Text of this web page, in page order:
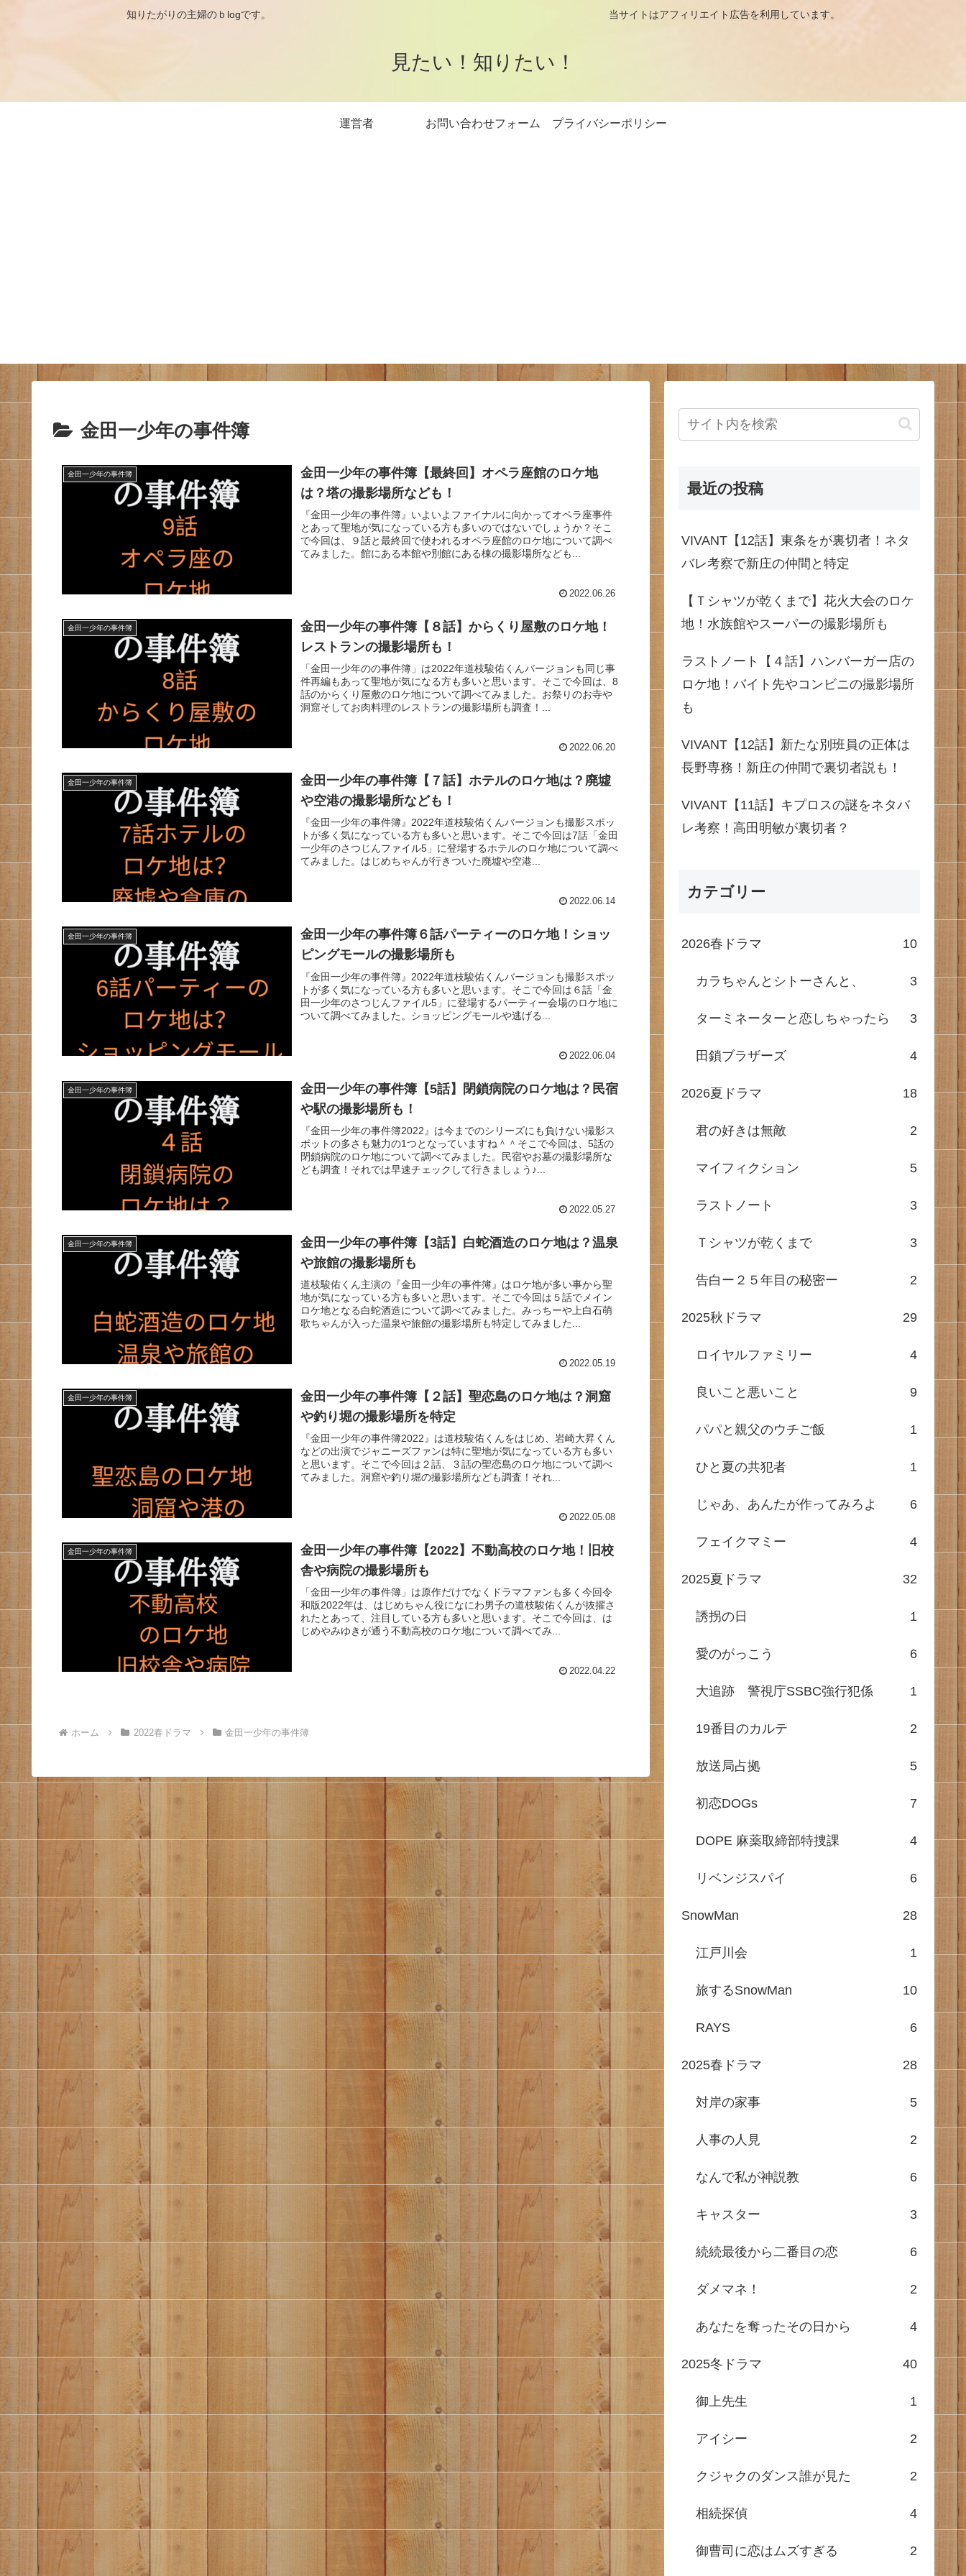
知りたがりの主婦のｂlogです。 当サイトはアフィリエイト広告を利用しています。
見たい！知りたい！
運営者 お問い合わせフォーム プライバシーポリシー
金田一少年の事件簿
金田一少年の事件簿
金田一少年の事件簿【最終回】オペラ座館のロケ地
は？塔の撮影場所なども！
『金田一少年の事件簿』いよいよファイナルに向かってオペラ座事件
とあって聖地が気になっている方も多いのではないでしょうか？そこ
で今回は、９話と最終回で使われるオペラ座館のロケ地について調べ
てみました。館にある本館や別館にある棟の撮影場所なども...
2022.06.26
金田一少年の事件簿
金田一少年の事件簿【８話】からくり屋敷のロケ地！
レストランの撮影場所も！
「金田一少年のの事件簿」は2022年道枝駿佑くんバージョンも同じ事
件再編もあって聖地が気になる方も多いと思います。そこで今回は、8
話のからくり屋敷のロケ地について調べてみました。お祭りのお寺や
洞窟そしてお肉料理のレストランの撮影場所も調査！...
2022.06.20
金田一少年の事件簿
金田一少年の事件簿【７話】ホテルのロケ地は？廃墟
や空港の撮影場所なども！
『金田一少年の事件簿』2022年道枝駿佑くんバージョンも撮影スポッ
トが多く気になっている方も多いと思います。そこで今回は7話「金田
一少年のさつじんファイル5」に登場するホテルのロケ地について調べ
てみました。はじめちゃんが行きついた廃墟や空港...
2022.06.14
金田一少年の事件簿
金田一少年の事件簿６話パーティーのロケ地！ショッ
ピングモールの撮影場所も
『金田一少年の事件簿』2022年道枝駿佑くんバージョンも撮影スポッ
トが多く気になっている方も多いと思います。そこで今回は６話「金
田一少年のさつじんファイル5」に登場するパーティー会場のロケ地に
ついて調べてみました。ショッピングモールや逃げる...
2022.06.04
金田一少年の事件簿
金田一少年の事件簿【5話】閉鎖病院のロケ地は？民宿
や駅の撮影場所も！
『金田一少年の事件簿2022』は今までのシリーズにも負けない撮影ス
ポットの多さも魅力の1つとなっていますね＾＾そこで今回は、5話の
閉鎖病院のロケ地について調べてみました。民宿やお墓の撮影場所な
ども調査！それでは早速チェックして行きましょう♪...
2022.05.27
金田一少年の事件簿
金田一少年の事件簿【3話】白蛇酒造のロケ地は？温泉
や旅館の撮影場所も
道枝駿佑くん主演の『金田一少年の事件簿』はロケ地が多い事から聖
地が気になっている方も多いと思います。そこで今回は５話でメイン
ロケ地となる白蛇酒造について調べてみました。みっちーや上白石萌
歌ちゃんが入った温泉や旅館の撮影場所も特定してみました...
2022.05.19
金田一少年の事件簿
金田一少年の事件簿【２話】聖恋島のロケ地は？洞窟
や釣り堀の撮影場所を特定
『金田一少年の事件簿2022』は道枝駿佑くんをはじめ、岩崎大昇くん
などの出演でジャニーズファンは特に聖地が気になっている方も多い
と思います。そこで今回は２話、３話の聖恋島のロケ地について調べ
てみました。洞窟や釣り堀の撮影場所なども調査！それ...
2022.05.08
金田一少年の事件簿
金田一少年の事件簿【2022】不動高校のロケ地！旧校
舎や病院の撮影場所も
「金田一少年の事件簿」は原作だけでなくドラマファンも多く今回令
和版2022年は、はじめちゃん役になにわ男子の道枝駿佑くんが抜擢さ
れたとあって、注目している方も多いと思います。そこで今回は、は
じめやみゆきが通う不動高校のロケ地について調べてみ...
2022.04.22
ホーム 2022春ドラマ 金田一少年の事件簿
最近の投稿
VIVANT【12話】東条をが裏切者！ネタ
バレ考察で新庄の仲間と特定
【Ｔシャツが乾くまで】花火大会のロケ
地！水族館やスーパーの撮影場所も
ラストノート【４話】ハンバーガー店の
ロケ地！バイト先やコンビニの撮影場所
も
VIVANT【12話】新たな別班員の正体は
長野専務！新庄の仲間で裏切者説も！
VIVANT【11話】キプロスの謎をネタバ
レ考察！高田明敏が裏切者？
カテゴリー
2026春ドラマ 10
カラちゃんとシトーさんと、 3
ターミネーターと恋しちゃったら 3
田鎖ブラザーズ 4
2026夏ドラマ 18
君の好きは無敵 2
マイフィクション 5
ラストノート 3
Ｔシャツが乾くまで 3
告白ー２５年目の秘密ー 2
2025秋ドラマ 29
ロイヤルファミリー 4
良いこと悪いこと 9
パパと親父のウチご飯 1
ひと夏の共犯者 1
じゃあ、あんたが作ってみろよ 6
フェイクマミー 4
2025夏ドラマ 32
誘拐の日 1
愛のがっこう 6
大追跡 警視庁SSBC強行犯係 1
19番目のカルテ 2
放送局占拠 5
初恋DOGs 7
DOPE 麻薬取締部特捜課 4
リベンジスパイ 6
SnowMan 28
江戸川会 1
旅するSnowMan 10
RAYS 6
2025春ドラマ 28
対岸の家事 5
人事の人見 2
なんで私が神説教 6
キャスター 3
続続最後から二番目の恋 6
ダメマネ！ 2
あなたを奪ったその日から 4
2025冬ドラマ 40
御上先生 1
アイシー 2
クジャクのダンス誰が見た 2
相続探偵 4
御曹司に恋はムズすぎる 2